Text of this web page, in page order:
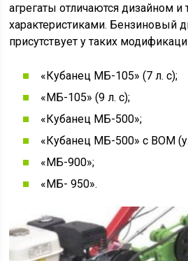
агрегаты отличаются дизайном и
характеристиками. Бензиновый
присутствует у таких
«Кубанец МБ-105» (7 л. с);
«МБ-105» (9 л. с);
«Кубанец МБ-500»;
«Кубанец МБ-500» с ВОМ
«МБ-900»;
«МБ- 950».